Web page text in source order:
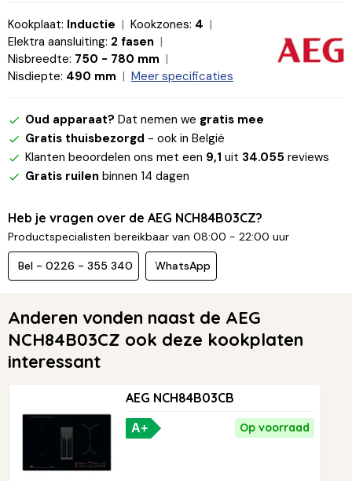
Kookplaat: Inductie Kookzones: 4
Elektra aansluiting: 2 fasen
Nisbreedte: 750 - 780 mm
Nisdiepte: 490 mm Meer specificaties
Oud apparaat? Dat nemen we gratis mee
Gratis thuisbezorgd - ook in België
Klanten beoordelen ons met een 9,1 uit 34.055 reviews
Gratis ruilen binnen 14 dagen
Heb je vragen over de AEG NCH84B03CZ?
Productspecialisten bereikbaar van 08:00 - 22:00 uur
Bel - 0226 - 355 340 WhatsApp
Anderen vonden naast de AEG
NCH84B03CZ ook deze kookplaten
interessant
AEG NCH84B03CB
A+ Op voorraad